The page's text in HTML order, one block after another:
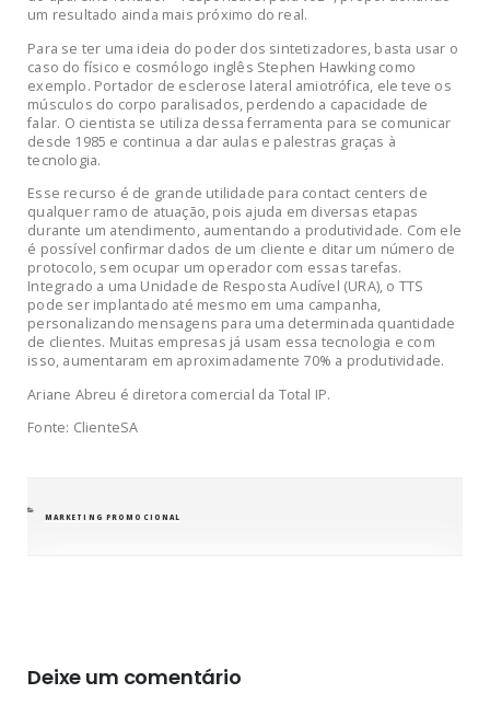
um resultado ainda mais próximo do real.
Para se ter uma ideia do poder dos sintetizadores, basta usar o
caso do físico e cosmólogo inglês Stephen Hawking como
exemplo. Portador de esclerose lateral amiotrófica, ele teve os
músculos do corpo paralisados, perdendo a capacidade de
falar. O cientista se utiliza dessa ferramenta para se comunicar
desde 1985 e continua a dar aulas e palestras graças à
tecnologia.
Esse recurso é de grande utilidade para contact centers de
qualquer ramo de atuação, pois ajuda em diversas etapas
durante um atendimento, aumentando a produtividade. Com ele
é possível confirmar dados de um cliente e ditar um número de
protocolo, sem ocupar um operador com essas tarefas.
Integrado a uma Unidade de Resposta Audível (URA), o TTS
pode ser implantado até mesmo em uma campanha,
personalizando mensagens para uma determinada quantidade
de clientes. Muitas empresas já usam essa tecnologia e com
isso, aumentaram em aproximadamente 70% a produtividade.
Ariane Abreu é diretora comercial da Total IP.
Fonte: ClienteSA
CATEGORIAS
MARKETING PROMOCIONAL
Deixe um comentário